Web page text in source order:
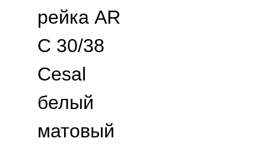
рейка AR
C 30/38
Cesal
белый
матовый